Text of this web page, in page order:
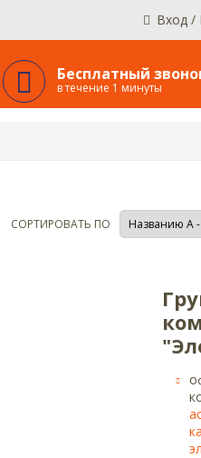
Вход /
Бесплатный
в течение 1 минуты
СОРТИРОВАТЬ ПО